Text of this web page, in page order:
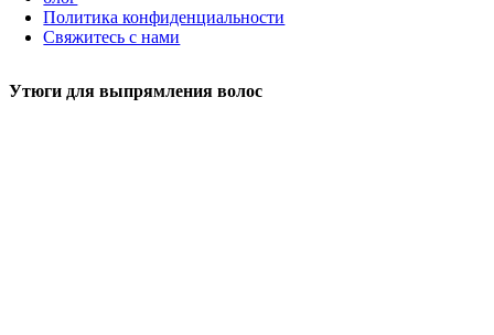
Политика конфиденциальности
Свяжитесь с нами
Утюги для выпрямления волос